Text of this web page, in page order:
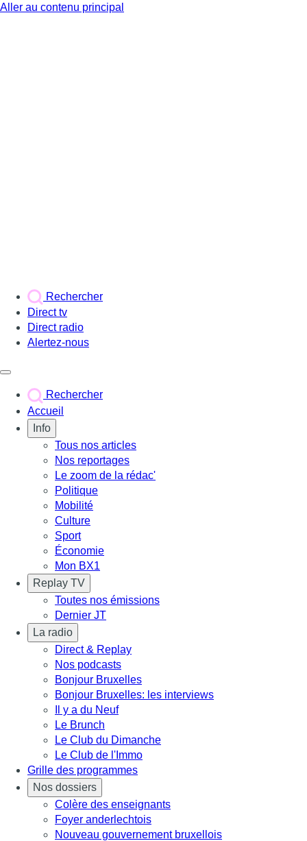
Aller au contenu principal
Rechercher
Direct tv
Direct radio
Alertez-nous
Rechercher
Accueil
Info
Tous nos articles
Nos reportages
Le zoom de la rédac'
Politique
Mobilité
Culture
Sport
Économie
Mon BX1
Replay TV
Toutes nos émissions
Dernier JT
La radio
Direct & Replay
Nos podcasts
Bonjour Bruxelles
Bonjour Bruxelles: les interviews
Il y a du Neuf
Le Brunch
Le Club du Dimanche
Le Club de l'Immo
Grille des programmes
Nos dossiers
Colère des enseignants
Foyer anderlechtois
Nouveau gouvernement bruxellois